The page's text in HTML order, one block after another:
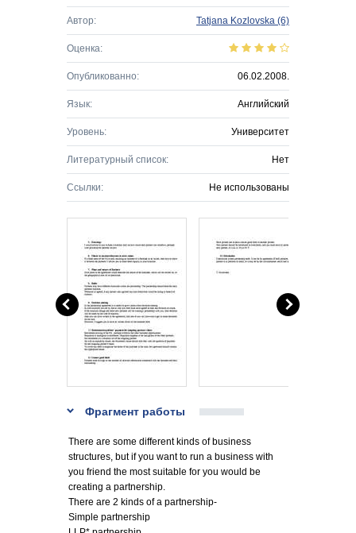
Автор: Tatjana Kozlovska (6)
Оценка:
Опубликованно: 06.02.2008.
Язык: Английский
Уровень: Университет
Литературный список: Нет
Ссылки: Не использованы
Фрагмент работы
There are some different kinds of business
structures, but if you want to run a business with
you friend the most suitable for you would be
creating a partnership.
There are 2 kinds of a partnership-
Simple partnership